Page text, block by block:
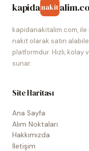
kapidanakit
kapidanakitalim.com, ile
nakit olarak satın
platformdur. Hızlı,
sunar.
Site Haritası
Ana Sayfa
Alım Noktaları
Hakkımızda
İletişim